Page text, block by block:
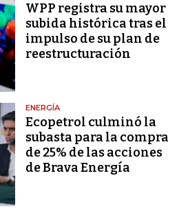
WPP registra su mayor
subida histórica tras el
impulso de su plan de
reestructuración
ENERGÍA
Ecopetrol culminó la
subasta para la compra
de 25% de las acciones
de Brava Energía